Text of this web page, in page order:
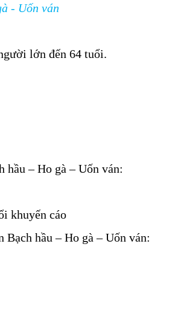
- Uốn ván
lớn đến 64 tuổi.
– Ho gà – Uốn ván:
khuyến cáo
hầu – Ho gà – Uốn ván: